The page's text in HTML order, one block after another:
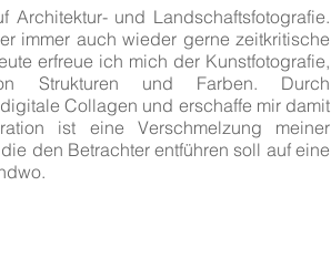
und Landschaftsfotografie.
immer auch wieder gerne zeitkritische
erfreue ich mich der Kunstfotografie,
Strukturen und Farben. Durch
Collagen und erschaffe mir damit
ist eine Verschmelzung meiner
den Betrachter entführen soll auf eine